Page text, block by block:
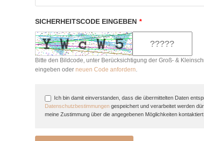
SICHERHEITSCODE EINGEBEN *
Bitte den Bildcode, unter Berücksichtigung der Groß- &
eingeben oder neuen Code anfordern.
Ich bin damit einverstanden, dass die übermittelten Daten
Datenschutzbestimmungen gespeichert und verarbeitet werden
meine Zustimmung über die angegebenen Möglichkeiten